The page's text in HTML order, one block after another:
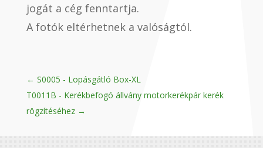
jogát a cég fenntartja.
A fotók eltérhetnek a valóságtól.
← S0005 - Lopásgátló Box-XL
T0011B - Kerékbefogó állvány motorkerékpár kerék
rögzítéséhez→